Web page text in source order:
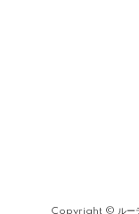
Copyright © ルー